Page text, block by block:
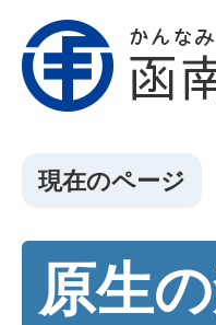
現在のページ
原生